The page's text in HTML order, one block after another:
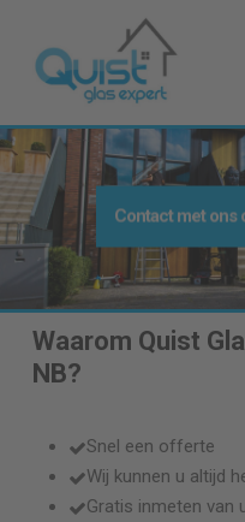
main
Contact met ons
Waarom Quist
NB?
Snel een offerte
Wij kunnen u altijd
Gratis inmeten van